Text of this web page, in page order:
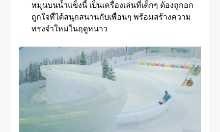
หมุนบนน้ำแข็งนี้ เป็นเครื่องเล่นที่เด็กๆ ต้องถูกอก
ถูกใจที่ได้สนุกสนานกับเพื่อนๆ พร้อมสร้างความ
ทรงจำใหม่ในฤดูหนาว